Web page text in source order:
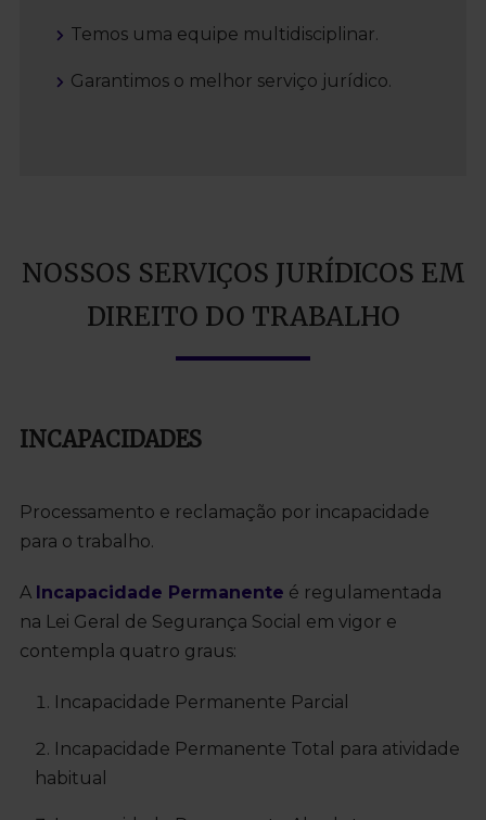
Temos uma equipe multidisciplinar.
Garantimos o melhor serviço jurídico.
NOSSOS SERVIÇOS JURÍDICOS EM
DIREITO DO TRABALHO
INCAPACIDADES
Processamento e reclamação por incapacidade
para o trabalho.
A Incapacidade Permanente é regulamentada
na Lei Geral de Segurança Social em vigor e
contempla quatro graus:
Incapacidade Permanente Parcial
Incapacidade Permanente Total para atividade
habitual